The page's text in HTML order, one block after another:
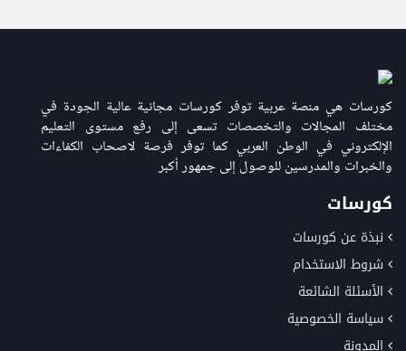
كورسات هي منصة عربية توفر كورسات مجانية عالية الجودة في
مختلف المجالات والتخصصات تسعى إلى رفع مستوى التعليم
الإلكتروني في الوطن العربي كما توفر فرصة لاصحاب الكفاءات
والخبرات والمدرسين للوصول إلى جمهور أكبر
كورسات
نبذة عن كورسات
شروط الاستخدام
الأسئلة الشائعة
سياسة الخصوصية